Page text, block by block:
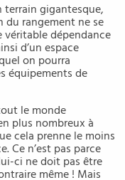
terrain gigantesque,
rangement ne se
véritable dépendance
d’un espace
on pourra
équipements de
le monde
plus nombreux à
cela prenne le moins
Ce n’est pas parce
ci ne doit pas être
même ! Mais